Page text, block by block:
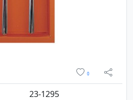
0
sns 공
23-1295